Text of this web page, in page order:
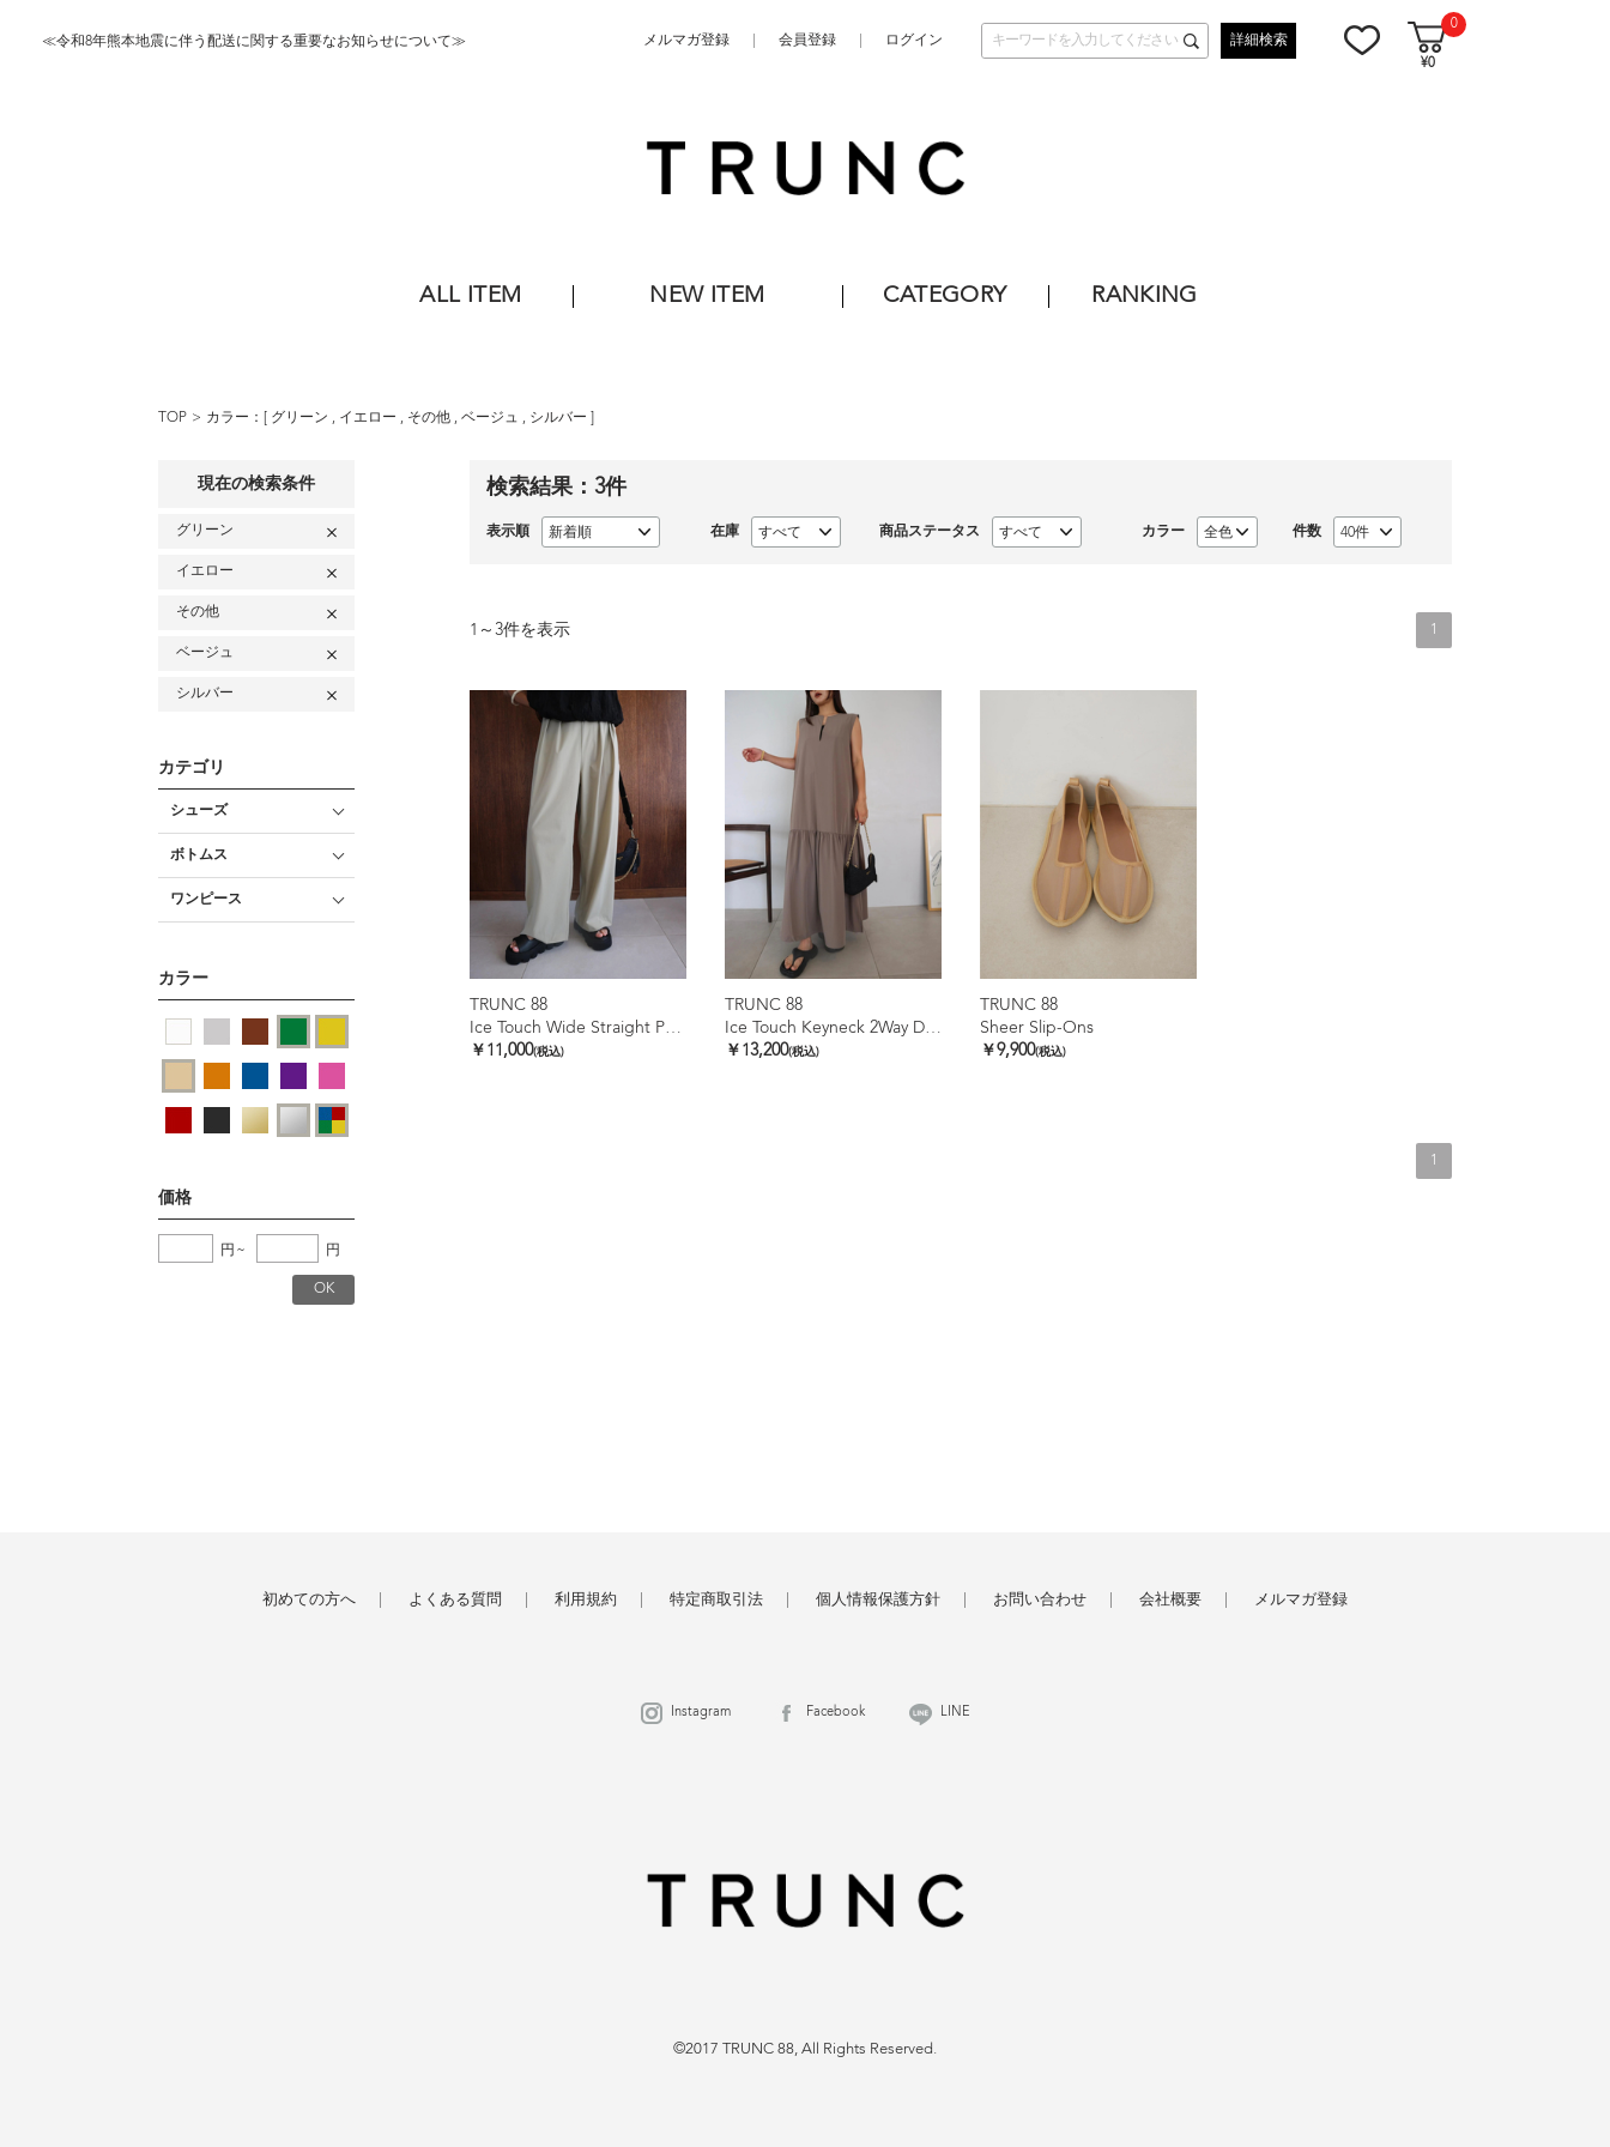
≪令和8年熊本地震に伴う配送に関する重要なお知らせについて≫ メルマガ登録 会員登録 ログイン 詳細検索
0
¥0
ALL ITEM NEW ITEM CATEGORY RANKING
TOP カラー：[ グリーン , イエロー , その他 , ベージュ , シルバー
現在の検索条件
グリーン
イエロー
その他
ベージュ
シルバー
カテゴリ
シューズ
ボトムス
ワンピース
カラー
価格
円 ~ 円
検索結果： 3件
表示順 在庫 商品ステータス カラー 件数
1 ～ 3件を表示 1
TRUNC 88
Ice Touch Wide Straight Pants
￥11,000(税込)
TRUNC 88
Ice Touch Keyneck 2Way Dress
￥13,200(税込)
TRUNC 88
Sheer Slip-Ons
￥9,900(税込)
1
初めての方へ よくある質問 利用規約 特定商取引法 個人情報保護方針 お問い合わせ 会社概要 メルマガ登録
Instagram Facebook LINE
©2017 TRUNC 88, All Rights Reserved.